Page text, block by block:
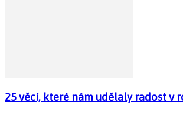
25 věcí, které nám udělaly radost v